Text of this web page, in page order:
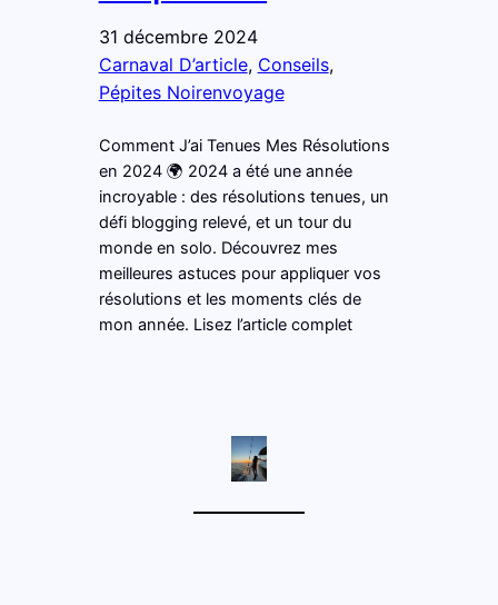
31 décembre 2024
Carnaval D’article, Conseils ,
Pépites Noirenvoyage
Comment J’ai Tenues Mes Résolutions
en 2024 🌍 2024 a été une année
incroyable : des résolutions tenues, un
défi blogging relevé, et un tour du
monde en solo. Découvrez mes
meilleures astuces pour appliquer vos
résolutions et les moments clés de
mon année. Lisez l’article complet